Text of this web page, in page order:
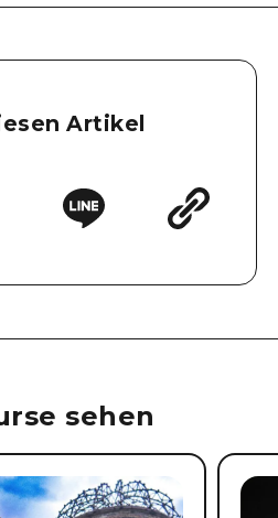
Artikel
sehen